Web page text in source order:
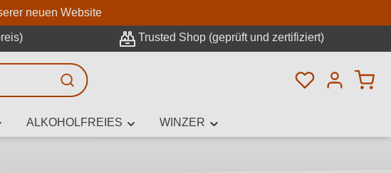
springen
springen
neuen Website
Trusted Shop (geprüft und zertifiziert)
Du hast 0
ALKOHOLFREIES WINZER
Erweiterte Suche